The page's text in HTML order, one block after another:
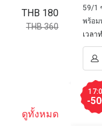
THB 180
THB 360
ดูทั้งหมด
59/1
พร้อม
เวลา
-50